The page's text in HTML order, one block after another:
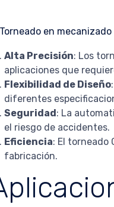
Alta Precisión: Los
aplicaciones que
Flexibilidad de Diseño
diferentes
Seguridad: La
el riesgo de accidentes.
Eficiencia: El torneado
fabricación.